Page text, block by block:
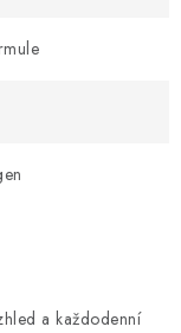
a každodenní